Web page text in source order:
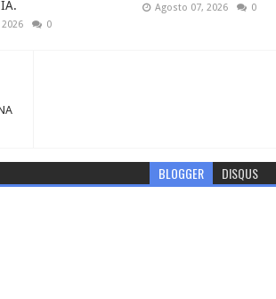
0
Agosto 07, 2026 0
BLOGGER DISQUS